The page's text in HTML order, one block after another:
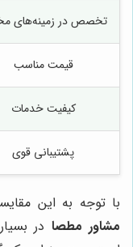
تخصص در زمینه‌های
قیمت مناسب
کیفیت خدمات
پشتیبانی قوی
با توجه به این
مشاور مطصا در